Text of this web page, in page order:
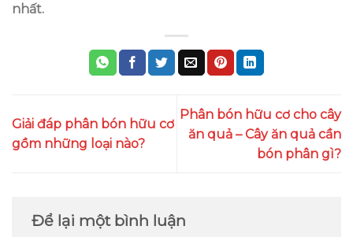
nhất.
Giải đáp phân bón hữu cơ
gồm những loại nào?
Phân bón hữu cơ cho cây
ăn quả – Cây ăn quả cần
bón phân gì?
Để lại một bình luận